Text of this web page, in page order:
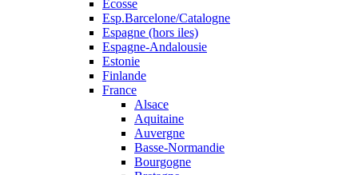
Ecosse
Esp.Barcelone/Catalogne
Espagne (hors iles)
Espagne-Andalousie
Estonie
Finlande
France
Alsace
Aquitaine
Auvergne
Basse-Normandie
Bourgogne